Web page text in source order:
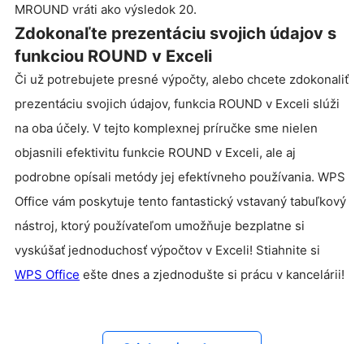
MROUND vráti ako výsledok 20.
Zdokonaľte prezentáciu svojich údajov s
funkciou ROUND v Exceli
Či už potrebujete presné výpočty, alebo chcete zdokonaliť
prezentáciu svojich údajov, funkcia ROUND v Exceli slúži
na oba účely. V tejto komplexnej príručke sme nielen
objasnili efektivitu funkcie ROUND v Exceli, ale aj
podrobne opísali metódy jej efektívneho používania. WPS
Office vám poskytuje tento fantastický vstavaný tabuľkový
nástroj, ktorý používateľom umožňuje bezplatne si
vyskúšať jednoduchosť výpočtov v Exceli! Stiahnite si
WPS Office ešte dnes a zjednodušte si prácu v kancelárii!